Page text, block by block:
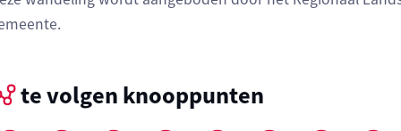
te volgen knooppunten